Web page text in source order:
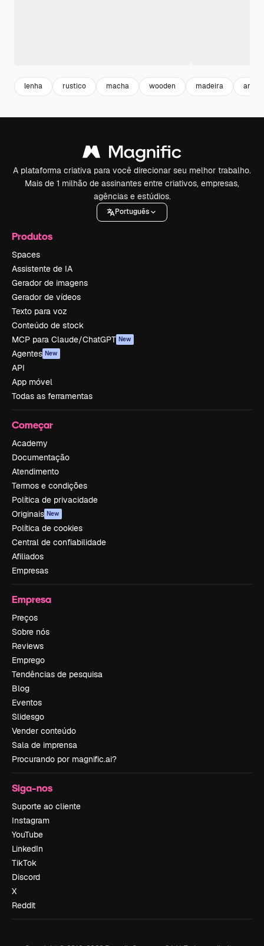
lenha rustico macha wooden madeira
A plataforma criativa para você direcionar seu melhor trabalho.
Mais de 1 milhão de assinantes entre criativos, empresas,
agências e estúdios.
Português
Produtos
Spaces
Assistente de IA
Gerador de imagens
Gerador de vídeos
Texto para voz
Conteúdo de stock
MCP para Claude/ChatGPT New
Agentes New
API
App móvel
Todas as ferramentas
Começar
Academy
Documentação
Atendimento
Termos e condições
Política de privacidade
Originais New
Política de cookies
Central de confiabilidade
Afiliados
Empresas
Empresa
Preços
Sobre nós
Reviews
Emprego
Tendências de pesquisa
Blog
Eventos
Slidesgo
Vender conteúdo
Sala de imprensa
Procurando por magnific.ai?
Siga-nos
Suporte ao cliente
Instagram
YouTube
LinkedIn
TikTok
Discord
X
Reddit